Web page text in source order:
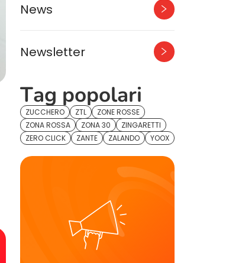
News
Newsletter
Tag popolari
ZUCCHERO ZTL
ZONE ROSSE
ZONA ROSSA
ZONA 30
ZINGARETTI
ZERO CLICK
ZANTE ZALANDO YOOX